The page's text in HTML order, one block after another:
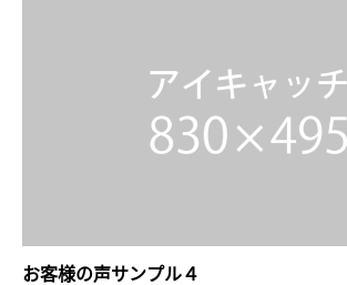
お客様の声サンプル４